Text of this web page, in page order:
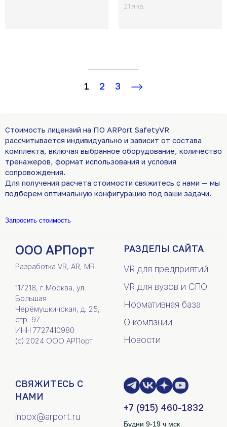
21 янв.
1 2 3
Стоимость лицензий на ПО ARPort SafetyVR
рассчитывается индивидуально и зависит от состава
комплекта, включая выбранное оборудование, количество
тренажеров, формат использования и условия
сопровождения.
Для получения расчета стоимости свяжитесь с нами — мы
подберем оптимальную конфигурацию под ваши задачи.
Запросить стоимость
ООО АРПорт
Разработка VR, AR, MR
117218, г.Москва, ул.
Большая
Черёмушкинская, д. 25,
стр. 97
ИНН 7727410980
(c) 2024 ООО АРПорт
РАЗДЕЛЫ САЙТА
VR для предприятий
VR для вузов и СПО
Нормативная база
О компании
Новости
СВЯЖИТЕСЬ С
НАМИ
inbox@arport.ru
+7 (915) 460-1832
Будни 9-19 ч мск